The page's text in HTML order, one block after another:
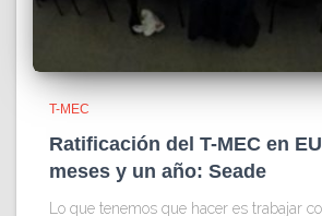
T-MEC
Ratificación del T-MEC en
meses y un año: Seade
Lo que tenemos que hacer es trabajar